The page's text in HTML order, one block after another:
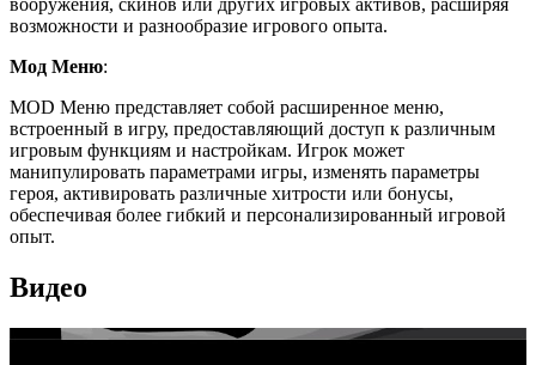
вооружения, скинов или других игровых активов, расширяя
возможности и разнообразие игрового опыта.
Мод Меню:
MOD Меню представляет собой расширенное меню,
встроенный в игру, предоставляющий доступ к различным
игровым функциям и настройкам. Игрок может
манипулировать параметрами игры, изменять параметры
героя, активировать различные хитрости или бонусы,
обеспечивая более гибкий и персонализированный игровой
опыт.
Видео